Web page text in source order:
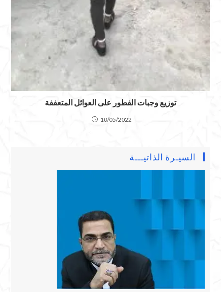
توزيع وجبات الفطور على العوائل المتعففة
10/05/2022
السيـرة الذاتيـــة